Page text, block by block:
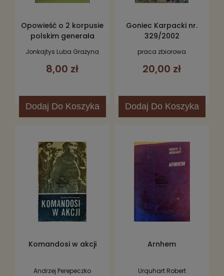
Opowieść o 2 korpusie
polskim generała
Jonkajtys Luba Grażyna
8,00 zł
Dodaj Do Koszyka
Goniec Karpacki nr.
329/2002
praca zbiorowa
20,00 zł
Dodaj Do Koszyka
Komandosi w akcji
Andrzej Perepeczko
Arnhem
Urquhart Robert